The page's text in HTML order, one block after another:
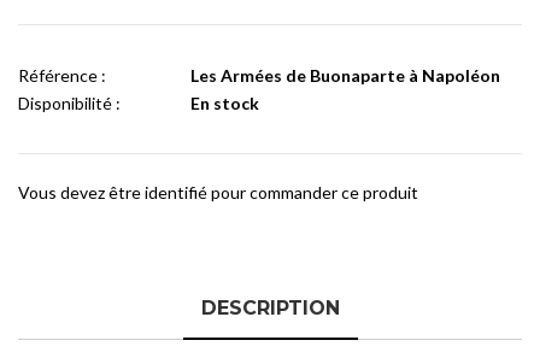
Référence :
Les Armées de Buonaparte à Napoléon
Disponibilité :
En stock
Vous devez être identifié pour commander ce produit
DESCRIPTION